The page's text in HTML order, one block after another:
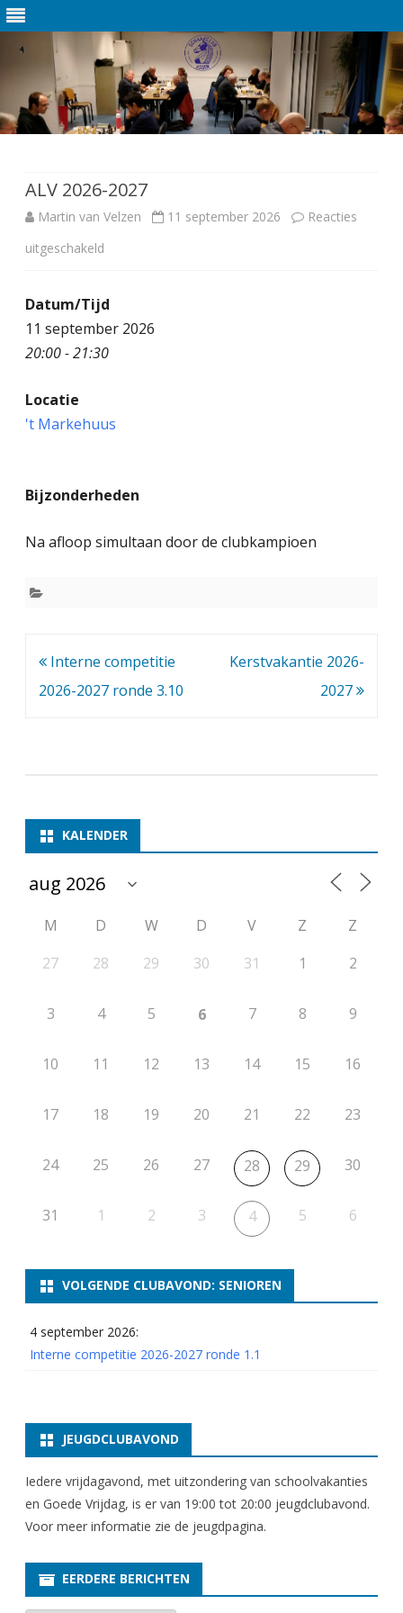
ALV 2026-2027
Martin van Velzen 11 september 2026
Reacties
uitgeschakeld
o
0
0
2
Datum/Tijd
11 september 2026
20:00 - 21:30
Locatie
't Markehuus
Bijzonderheden
Na afloop simultaan door de clubkampioen
Bericht
navigatie
Interne competitie
2026-2027 ronde 3.10
Kerstvakantie 2026-
2027
KALENDER
M D W D V Z
Z
27
28 29 30 31 1 2
3 4 5 6 7 8 9
10 11 12 13 14 15 16
17 18 19 20 21 22 23
24 25 26 27 28 29 30
31 1 2 3 4 5 6
VOLGENDE CLUBAVOND: SENIOREN
4 september 2026:
Interne competitie 2026-2027 ronde 1.1
JEUGDCLUBAVOND
Iedere vrijdagavond, met uitzondering van schoolvakanties
en Goede Vrijdag, is er van 19:00 tot 20:00 jeugdclubavond.
Voor meer informatie zie de jeugdpagina.
EERDERE BERICHTEN